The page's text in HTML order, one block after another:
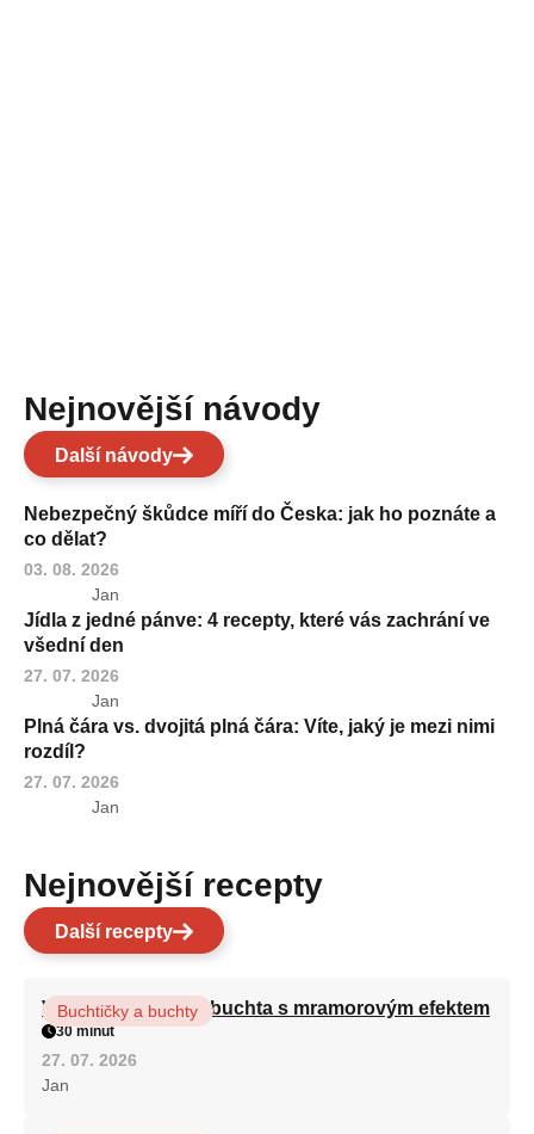
Nejnovější návody
Další návody
Nebezpečný škůdce míří do Česka: jak ho poznáte a
co dělat?
03. 08. 2026
Jan
Jídla z jedné pánve: 4 recepty, které vás zachrání ve
všední den
27. 07. 2026
Jan
Plná čára vs. dvojitá plná čára: Víte, jaký je mezi nimi
rozdíl?
27. 07. 2026
Jan
Nejnovější recepty
Další recepty
Vláčná olejová litá buchta s mramorovým efektem
Buchtičky a buchty
30 minut
27. 07. 2026
Jan